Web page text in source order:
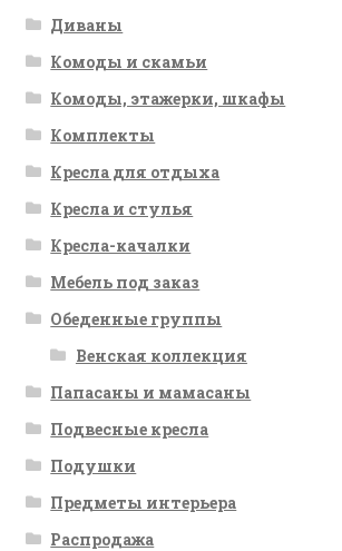
Диваны
Комоды и скамьи
Комоды, этажерки, шкафы
Комплекты
Кресла для отдыха
Кресла и стулья
Кресла-качалки
Мебель под заказ
Обеденные группы
Венская коллекция
Папасаны и мамасаны
Подвесные кресла
Подушки
Предметы интерьера
Распродажа